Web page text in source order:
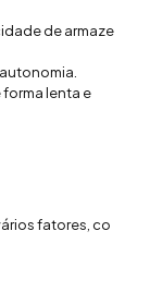
dearmaze
autonomia
forma lenta e
fatores co